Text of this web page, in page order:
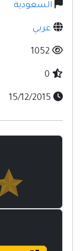
السعودية
عربي